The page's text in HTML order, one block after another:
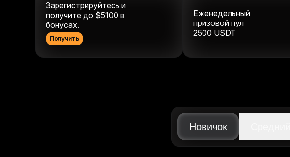
Зарегистрируйтесь и
получите до $5100 в
бонусах.
Получить
Еженедельный
призовой пул
2500 USDT
Новичок